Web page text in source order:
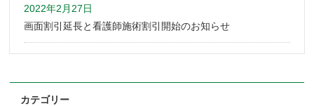
2022年2月27日
画面割引延長と看護師施術割引開始のお知らせ
カテゴリー